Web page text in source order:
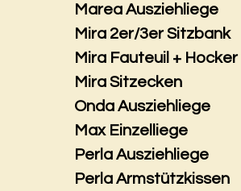
Marea Ausziehliege
Mira 2er/3er Sitzbank
Mira Fauteuil + Hocker
Mira Sitzecken
Onda Ausziehliege
Max Einzelliege
Perla Ausziehliege
Perla Armstützkissen